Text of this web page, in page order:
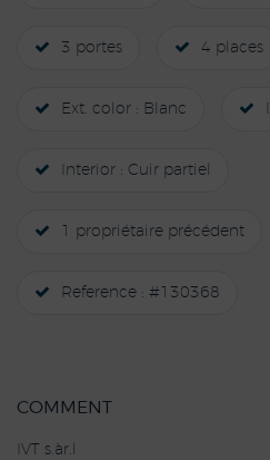
3 portes 4 places
Ext. color : Blanc
Interior : Cuir partiel
1 propriétaire précédent
Reference : #130368
COMMENT
IVT s.àr.l